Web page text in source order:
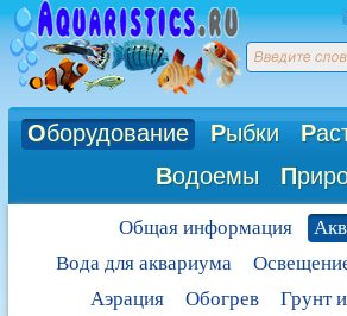
Оборудование Рыбки Р
Водоемы П
Общая информация
Вода для аквариума
Аэрация
Обогрев Грунт